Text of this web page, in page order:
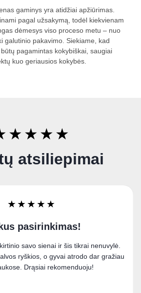
gaminys yra atidžiai apžiūrimas.
pagal užsakymą, todėl kiekvienam
dėmesys viso proceso metu – nuo
galutinio pakavimo. Siekiame, kad
pagamintas kokybiškai, saugiai
kuo geriausios kokybės.
atsiliepimai
★★★★★
džiaugiuosi
ant drobės ir esu labai patenkinta
įsilieja į mano interjerą.